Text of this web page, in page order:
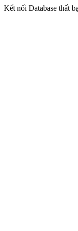
Kết nối Database thất